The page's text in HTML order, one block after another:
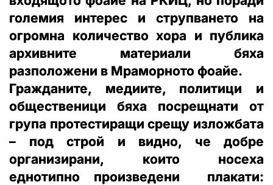
големия интерес и струпването на
огромна количество хора и публика
архивните материали бяха
разположени в Мраморното фоайе.
Гражданите, медиите, политици и
общественици бяха посрещнати от
група протестиращи срещу изложбата
– под строй и видно, че добре
организирани, които носеха
еднотипно произведени плакати: